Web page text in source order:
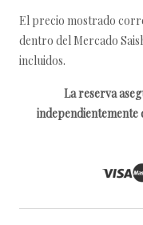
El precio mostrado
dentro del Mercado
incluidos.
La reserva
independientemente